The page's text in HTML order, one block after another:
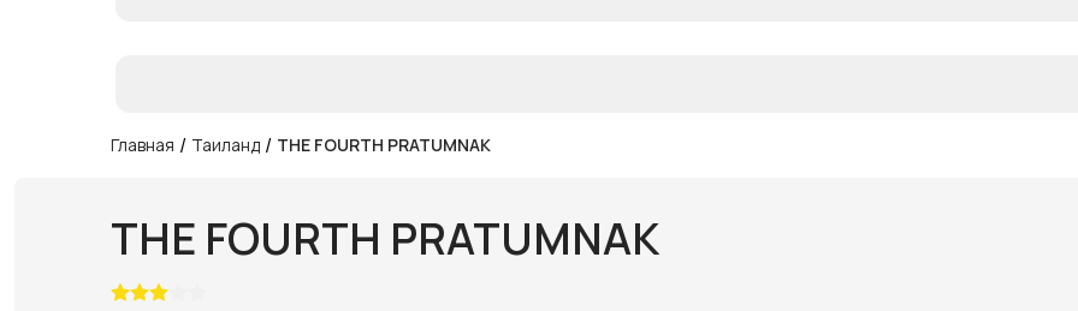
Главная / Таиланд / THE FOURTH PRATUMNAK
THE FOURTH PRATUMNAK